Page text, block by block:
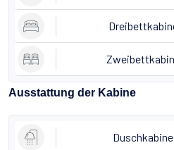
Ausstattung der Kabine
Duschkabine